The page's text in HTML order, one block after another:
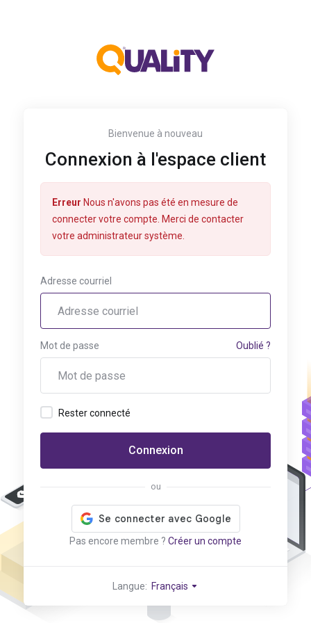
Bienvenue à nouveau
Connexion à l'espace client
Erreur Nous n'avons pas été en mesure de
connecter votre compte. Merci de contacter
votre administrateur système.
Adresse courriel
Mot de passe Oublié ?
Rester connecté
Connexion
ou
Pas encore membre ? Créer un compte
Langue: Français